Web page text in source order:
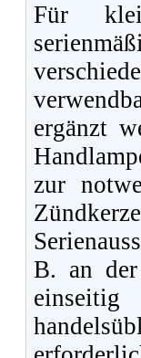
Für
ergänzt
zur
B. an